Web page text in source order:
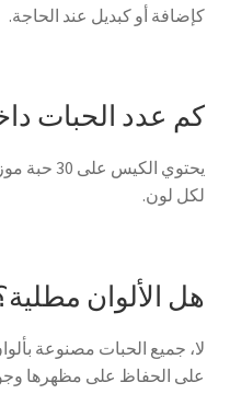
كإضافة أو كبديل عند الحاجة.
كم عدد الحبات
لكل لون.
هل الألوان
لا، جميع الحبات مصنوعة
على الحفاظ على مظهرها